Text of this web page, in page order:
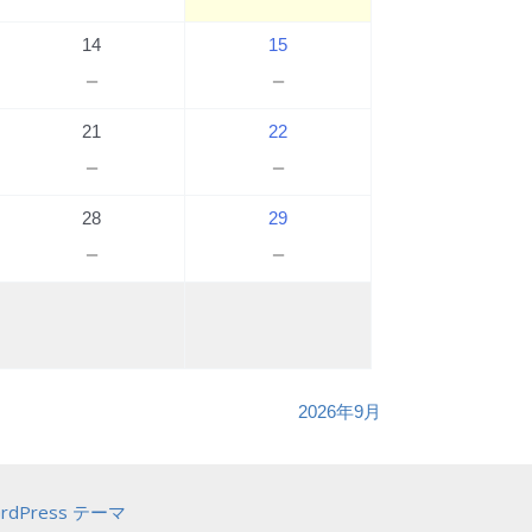
14
－
15
－
21
－
22
－
28
－
29
－
2026年9月
テーマ